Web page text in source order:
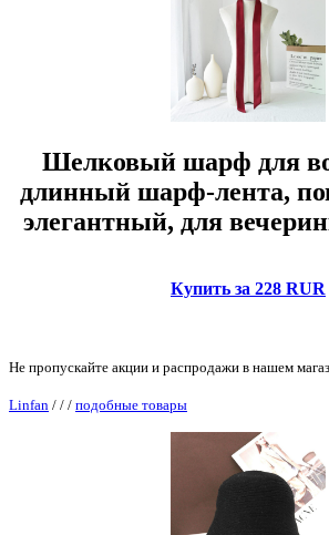
Шелковый шарф для
длинный шарф-лента,
элегантный, для
Купить за 228 RUR
Не пропускайте акции и распродажи в нашем
Linfan / / / подобные товары